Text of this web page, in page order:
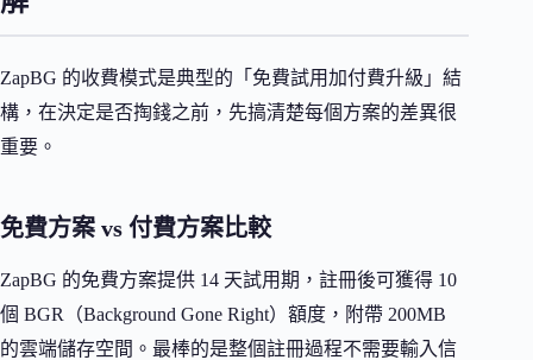
ZapBG 的收費模式是典型的「免費試用加付費升級」結
構，在決定是否掏錢之前，先搞清楚每個方案的差異很
重要。
免費方案 vs 付費方案比較
ZapBG 的免費方案提供 14 天試用期，註冊後可獲得 10
個 BGR（Background Gone Right）額度，附帶 200MB
的雲端儲存空間。最棒的是整個註冊過程不需要輸入信